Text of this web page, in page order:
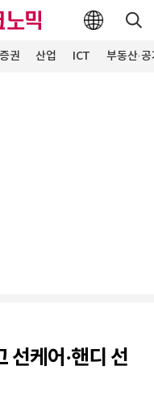
증권 산업 ICT 부동산·
선케어·핸디 선